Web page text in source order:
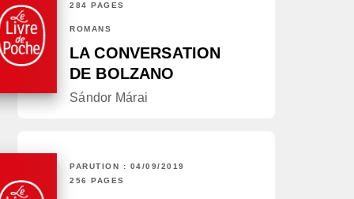
284 PAGES
ROMANS
LA CONVERSATION
DE BOLZANO
Sándor Márai
PARUTION : 04/09/2019
256 PAGES